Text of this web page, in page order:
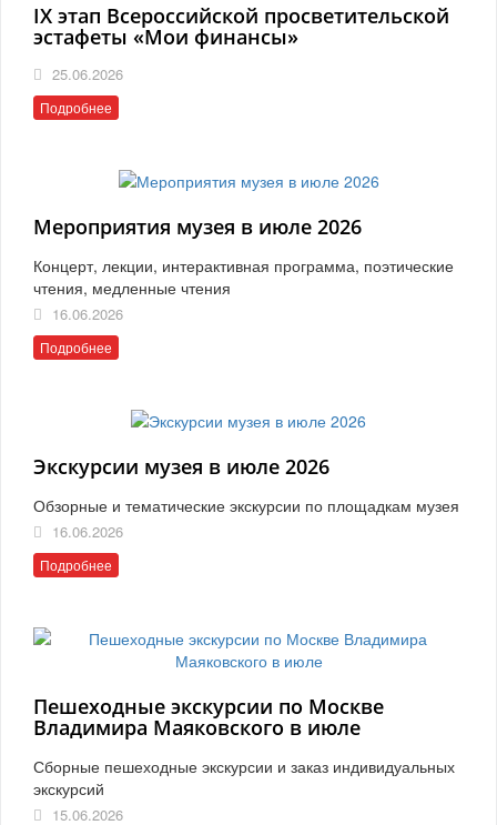
IX этап Всероссийской просветительской
эстафеты «Мои финансы»
25.06.2026
Подробнее
Мероприятия музея в июле 2026
Концерт, лекции, интерактивная программа, поэтические
чтения, медленные чтения
16.06.2026
Подробнее
Экскурсии музея в июле 2026
Обзорные и тематические экскурсии по площадкам музея
16.06.2026
Подробнее
Пешеходные экскурсии по Москве
Владимира Маяковского в июле
Сборные пешеходные экскурсии и заказ индивидуальных
экскурсий
15.06.2026